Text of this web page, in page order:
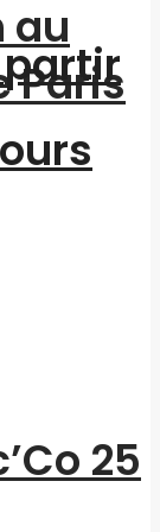
au
Paris
25